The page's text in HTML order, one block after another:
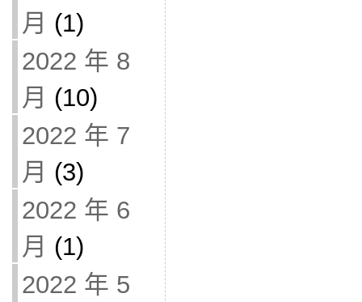
月 (1)
2022 年 8
月 (10)
2022 年 7
月 (3)
2022 年 6
月 (1)
2022 年 5